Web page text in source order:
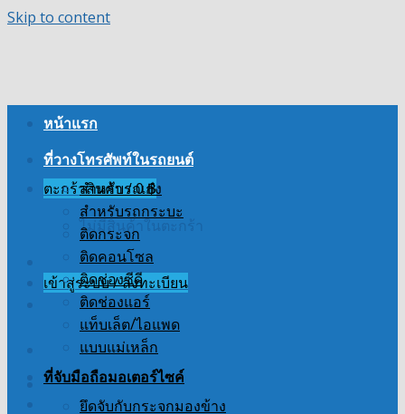
Skip to content
ตะกร้าสินค้า /0฿
ไม่มีสินค้าในตะกร้า
เข้าสู่ระบบ / ลงทะเบียน
หน้าแรก
ที่วางโทรศัพท์ในรถยนต์
สำหรับรถเก๋ง
สำหรับรถกระบะ
ติดกระจก
ติดคอนโซล
ติดช่องซีดี
ติดช่องแอร์
แท็บเล็ต/ไอแพด
แบบแม่เหล็ก
ที่จับมือถือมอเตอร์ไซค์
ยึดจับกับกระจกมองข้าง